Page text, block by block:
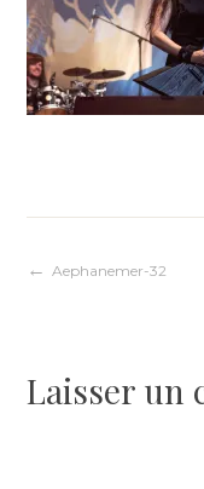
Navigation
l’article
Aephanemer-32
Laisser un